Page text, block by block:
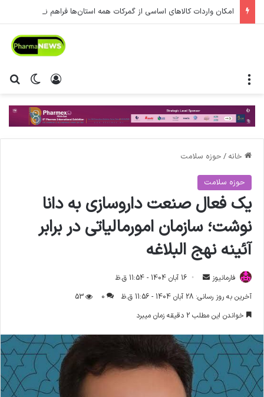
امکان واردات کالاهای اساسی از گمرکات همه استان‌ها فراهم شد.
تغییر ورود
خانه / حوزه سلامت
حوزه سلامت
یک فعال صنعت داروسازی به دانا
نوشت؛ سازمان امورمالیاتی در برابر
آئینه نهج البلاغه
فارمانیوز
ا
ل
م
ی
16 آبان 1404 - 11:54 ق.ظ
آخرین به روز رسانی: 28 آبان 1404 - 11:56 ق.ظ
0
53
خواندن این مطلب 2 دقیقه زمان میبرد